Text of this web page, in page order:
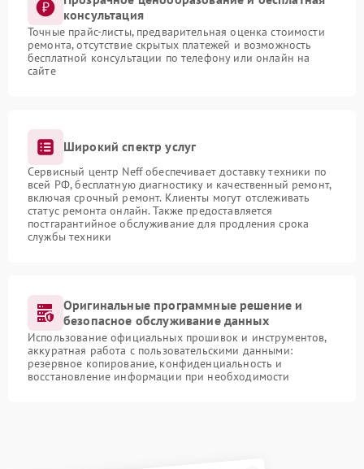
консультация
Точные прайс-листы, предварительная оценка стоимости
ремонта, отсутствие скрытых платежей и возможность
бесплатной консультации по телефону или онлайн на
сайте
Широкий спектр услуг
Сервисный центр Neff обеспечивает доставку техники по
всей РФ, бесплатную диагностику и качественный ремонт,
включая срочный ремонт. Клиенты могут отслеживать
статус ремонта онлайн. Также предоставляется
постгарантийное обслуживание для продления срока
службы техники
Оригинальные программные решение и
безопасное обслуживание данных
Использование официальных прошивок и инструментов,
аккуратная работа с пользовательскими данными:
резервное копирование, конфиденциальность и
восстановление информации при необходимости